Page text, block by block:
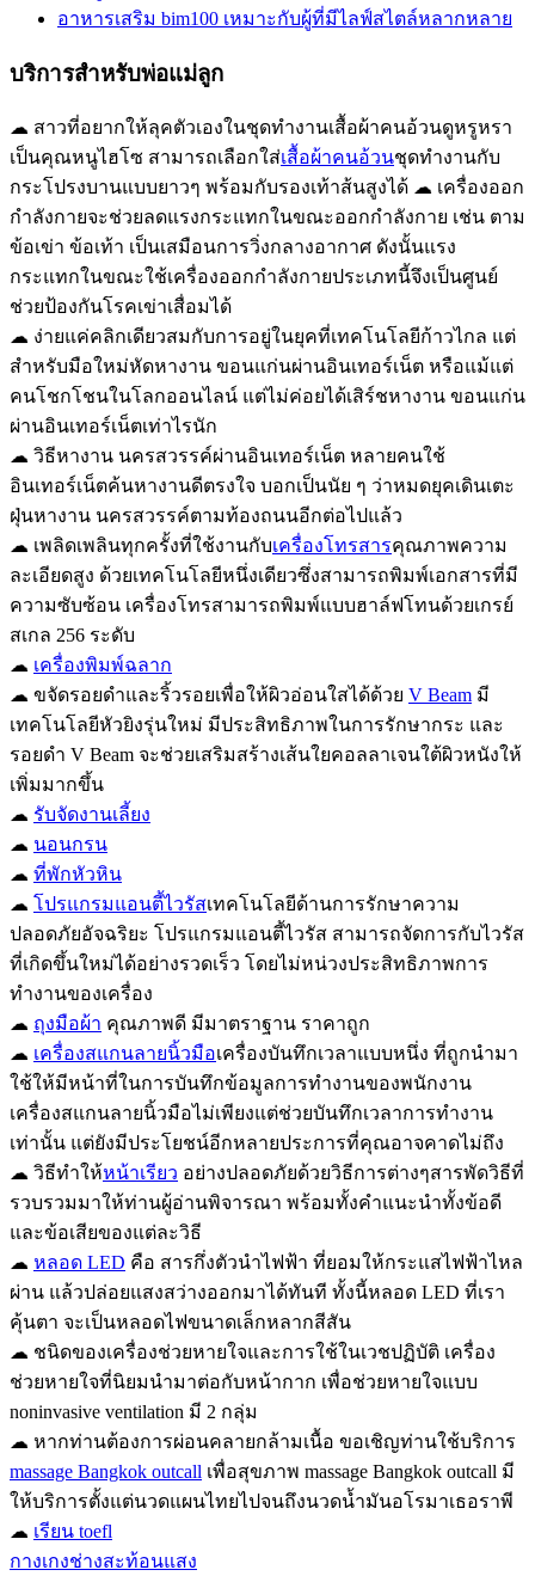
อาหารเสริม bim100 เหมาะกับผู้ที่มีไลฟ์สไตล์หลากหลาย
บริการสำหรับพ่อแม่ลูก
☁ สาวที่อยากให้ลุคตัวเองในชุดทำงานเสื้อผ้าคนอ้วนดูหรูหรา
เป็นคุณหนูไฮโซ สามารถเลือกใส่เสื้อผ้าคนอ้วนชุดทำงานกับ
กระโปรงบานแบบยาวๆ พร้อมกับรองเท้าส้นสูงได้ ☁ เครื่องออก
กำลังกายจะช่วยลดแรงกระแทกในขณะออกกำลังกาย เช่น ตาม
ข้อเข่า ข้อเท้า เป็นเสมือนการวิ่งกลางอากาศ ดังนั้นแรง
กระแทกในขณะใช้เครื่องออกกำลังกายประเภทนี้จึงเป็นศูนย์
ช่วยป้องกันโรคเข่าเสื่อมได้
☁ ง่ายแค่คลิกเดียวสมกับการอยู่ในยุคที่เทคโนโลยีก้าวไกล แต่
สำหรับมือใหม่หัดหางาน ขอนแก่นผ่านอินเทอร์เน็ต หรือแม้แต่
คนโชกโชนในโลกออนไลน์ แต่ไม่ค่อยได้เสิร์ชหางาน ขอนแก่น
ผ่านอินเทอร์เน็ตเท่าไรนัก
☁ วิธีหางาน นครสวรรค์ผ่านอินเทอร์เน็ต หลายคนใช้
อินเทอร์เน็ตค้นหางานดีตรงใจ บอกเป็นนัย ๆ ว่าหมดยุคเดินเตะ
ฝุ่นหางาน นครสวรรค์ตามท้องถนนอีกต่อไปแล้ว
☁ เพลิดเพลินทุกครั้งที่ใช้งานกับเครื่องโทรสารคุณภาพความ
ละเอียดสูง ด้วยเทคโนโลยีหนึ่งเดียวซึ่งสามารถพิมพ์เอกสารที่มี
ความซับซ้อน เครื่องโทรสามารถพิมพ์แบบฮาล์ฟโทนด้วยเกรย์
สเกล 256 ระดับ
☁ เครื่องพิมพ์ฉลาก
☁ ขจัดรอยดำและริ้วรอยเพื่อให้ผิวอ่อนใสได้ด้วย V Beam มี
เทคโนโลยีหัวยิงรุ่นใหม่ มีประสิทธิภาพในการรักษากระ และ
รอยดำ V Beam จะช่วยเสริมสร้างเส้นใยคอลลาเจนใต้ผิวหนังให้
เพิ่มมากขึ้น
☁ รับจัดงานเลี้ยง
☁ นอนกรน
☁ ที่พักหัวหิน
☁ โปรแกรมแอนตี้ไวรัสเทคโนโลยีด้านการรักษาความ
ปลอดภัยอัจฉริยะ โปรแกรมแอนตี้ไวรัส สามารถจัดการกับไวรัส
ที่เกิดขึ้นใหม่ได้อย่างรวดเร็ว โดยไม่หน่วงประสิทธิภาพการ
ทำงานของเครื่อง
☁ ถุงมือผ้า คุณภาพดี มีมาตราฐาน ราคาถูก
☁ เครื่องสแกนลายนิ้วมือเครื่องบันทึกเวลาแบบหนึ่ง ที่ถูกนำมา
ใช้ให้มีหน้าที่ในการบันทึกข้อมูลการทำงานของพนักงาน
เครื่องสแกนลายนิ้วมือไม่เพียงแต่ช่วยบันทึกเวลาการทำงาน
เท่านั้น แต่ยังมีประโยชน์อีกหลายประการที่คุณอาจคาดไม่ถึง
☁ วิธีทำให้หน้าเรียว อย่างปลอดภัยด้วยวิธีการต่างๆสารพัดวิธีที่
รวบรวมมาให้ท่านผู้อ่านพิจารณา พร้อมทั้งคำแนะนำทั้งข้อดี
และข้อเสียของแต่ละวิธี
☁ หลอด LED คือ สารกึ่งตัวนำไฟฟ้า ที่ยอมให้กระแสไฟฟ้าไหล
ผ่าน แล้วปล่อยแสงสว่างออกมาได้ทันที ทั้งนี้หลอด LED ที่เรา
คุ้นตา จะเป็นหลอดไฟขนาดเล็กหลากสีสัน
☁ ชนิดของเครื่องช่วยหายใจและการใช้ในเวชปฏิบัติ เครื่อง
ช่วยหายใจที่นิยมนำมาต่อกับหน้ากาก เพื่อช่วยหายใจแบบ
noninvasive ventilation มี 2 กลุ่ม
☁ หากท่านต้องการผ่อนคลายกล้ามเนื้อ ขอเชิญท่านใช้บริการ
massage Bangkok outcall เพื่อสุขภาพ massage Bangkok outcall มี
ให้บริการตั้งแต่นวดแผนไทยไปจนถึงนวดน้ำมันอโรมาเธอราพี
☁ เรียน toefl
กางเกงช่างสะท้อนแสง